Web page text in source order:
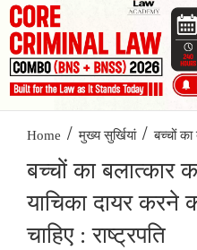
Home / मुख्य सुर्खियां / बच्चों
बच्चों का बलात्कार
याचिका दायर करने
चाहिए : राष्ट्रपति